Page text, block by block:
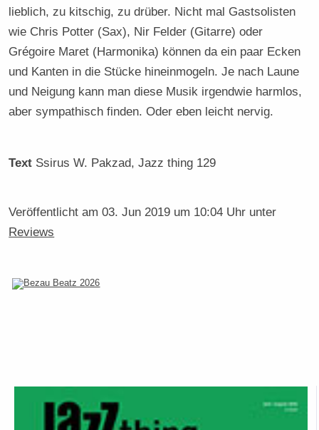
lieblich, zu kitschig, zu drüber. Nicht mal Gastsolisten
wie Chris Potter (Sax), Nir Felder (Gitarre) oder
Grégoire Maret (Harmonika) können da ein paar Ecken
und Kanten in die Stücke hineinmogeln. Je nach Laune
und Neigung kann man diese Musik irgendwie harmlos,
aber sympathisch finden. Oder eben leicht nervig.
Text Ssirus W. Pakzad, Jazz thing 129
Veröffentlicht am03. Jun 2019 um 10:04 Uhr unter
Reviews